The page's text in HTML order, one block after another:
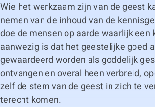
Wie het werkzaam zijn van de geest
nemen van de inhoud van de
doe de mensen op aarde waarlijk
aanwezig is dat het geestelijke goed
gewaardeerd worden als goddelijk
ontvangen en overal heen verbreid,
zelf de stem van de geest in zich te
terecht komen.